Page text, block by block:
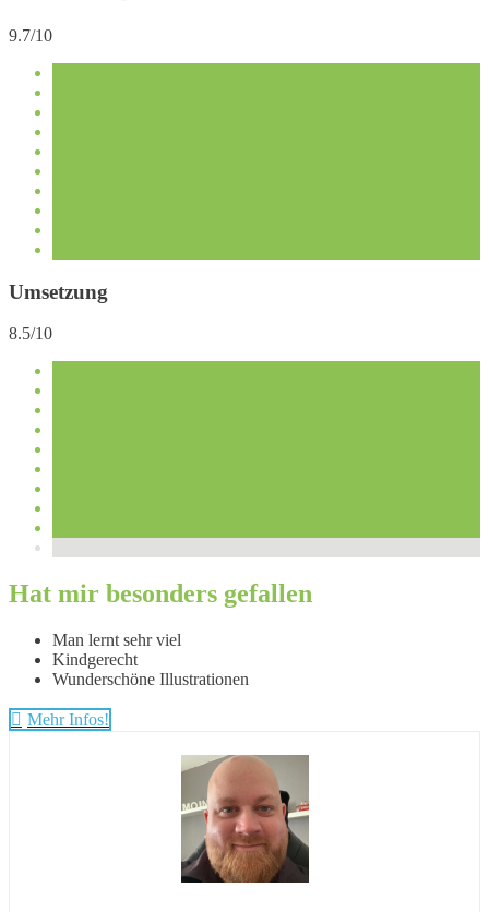
9.7/10
Umsetzung
8.5/10
Hat mir besonders gefallen
Man lernt sehr viel
Kindgerecht
Wunderschöne Illustrationen
Mehr Infos!